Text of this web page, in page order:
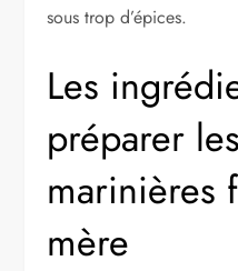
sous trop d’épices.
Les
préparer
marinières
mère